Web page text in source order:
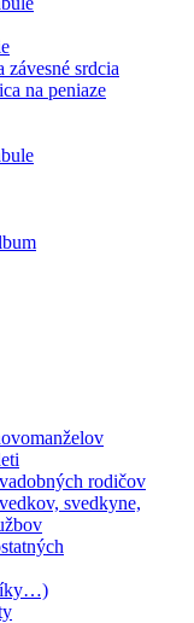
závesné srdcia
na peniaze
rodičov
svedkyne,